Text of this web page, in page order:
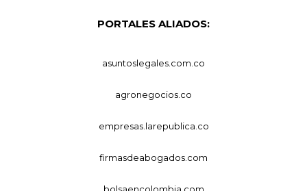
PORTALES ALIADOS:
asuntoslegales.com.co
agronegocios.co
empresas.larepublica.co
firmasdeabogados.com